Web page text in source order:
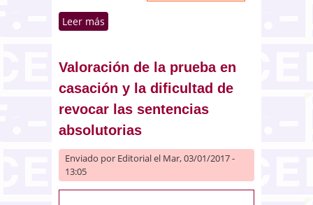
Leer más
indemnizables
Valoración de la prueba en
casación y la dificultad de
revocar las sentencias
absolutorias
Enviado por Editorialel Mar, 03/01/2017 -
13:05